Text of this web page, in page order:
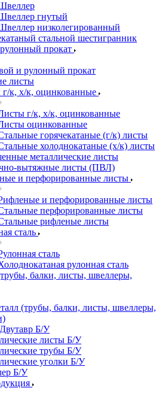
гнутый
низколегированный
стальной шестигранник
прокат
и рулонный прокат
листы
к, х/к, оцинкованные
г/к, х/к, оцинкованные
оцинкованные
горячекатаные (г/к) листы
холоднокатаные (х/к) листы
металлические листы
вытяжные листы (ПВЛ)
и перфорированные листы
и перфорированные листы
перфорированные листы
рифленые листы
сталь
сталь
рулонная сталь
балки, листы, швеллеры,
(трубы, балки, листы, швеллеры,
Б/У
листы Б/У
трубы Б/У
уголки Б/У
Б/У